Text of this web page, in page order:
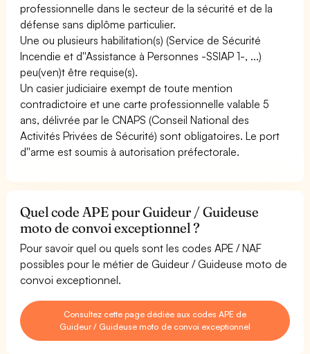
professionnelle dans le secteur de la sécurité et de la
défense sans diplôme particulier.
Une ou plusieurs habilitation(s) (Service de Sécurité
Incendie et d''Assistance à Personnes -SSIAP 1-, ...)
peu(ven)t être requise(s).
Un casier judiciaire exempt de toute mention
contradictoire et une carte professionnelle valable 5
ans, délivrée par le CNAPS (Conseil National des
Activités Privées de Sécurité) sont obligatoires. Le port
d''arme est soumis à autorisation préfectorale.
Quel code APE pour Guideur / Guideuse
moto de convoi exceptionnel ?
Pour savoir quel ou quels sont les codes APE / NAF
possibles pour le métier de Guideur / Guideuse moto de
convoi exceptionnel.
Consultez cette page dédiée aux codes APE de
Guideur / Guideuse moto de convoi exceptionnel